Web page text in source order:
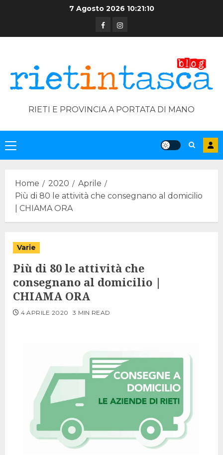
7 Agosto 2026 10:21:10
FacebookInstagram
RIETI E PROVINCIA A PORTATA DI MANO
Primary
Menu
Home 2020
Aprile
Più di 80 le attività che consegnano al domicilio
| CHIAMA ORA
Varie
Più di 80 le attività che
consegnano al domicilio |
CHIAMA ORA
4 APRILE 2020 3 MIN READ